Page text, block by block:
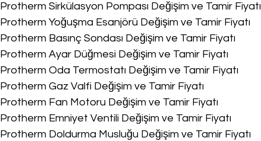
Protherm Sirkülasyon Pompası Değişim ve Tamir Fiyatı
Protherm Yoğuşma Esanjörü Değişim ve Tamir Fiyatı
Protherm Basınç Sondası Değişim ve Tamir Fiyatı
Protherm Ayar Düğmesi Değişim ve Tamir Fiyatı
Protherm Oda Termostatı Değişim ve Tamir Fiyatı
Protherm Gaz Valfi Değişim ve Tamir Fiyatı
Protherm Fan Motoru Değişim ve Tamir Fiyatı
Protherm Emniyet Ventili Değişim ve Tamir Fiyatı
Protherm Doldurma Musluğu Değişim ve Tamir Fiyatı